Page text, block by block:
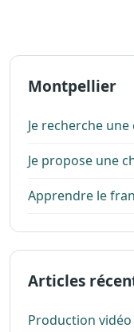
Montpellier
Je recherche
Je propose une
Apprendre le
Articles
Production